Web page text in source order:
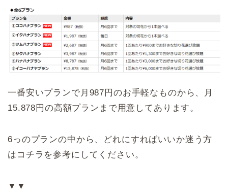
一番安いプランで月987円のお手軽なものから、月
15.878円の高額プランまで用意してあります。
6っのプランの中から、どれにすればいいか迷う方
はコチラを参考にしてください。
▼▼